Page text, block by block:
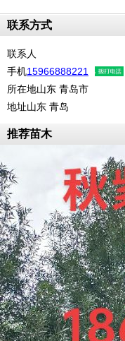
联系方式
联系人
手机15966888221
所在地山东 青岛市
地址山东 青岛
推荐苗木